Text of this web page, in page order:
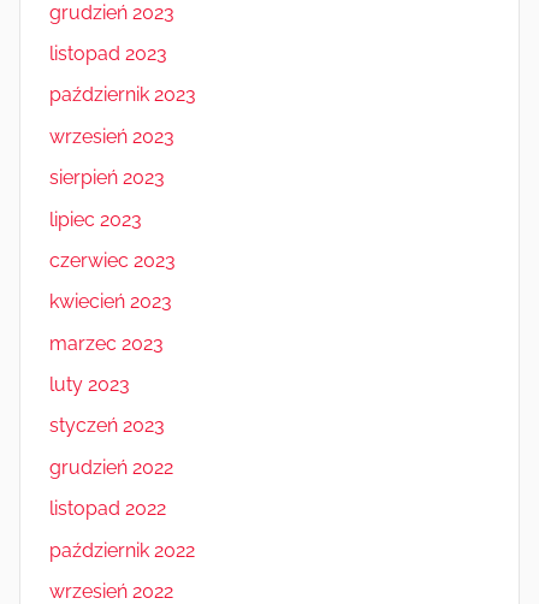
grudzień 2023
listopad 2023
październik 2023
wrzesień 2023
sierpień 2023
lipiec 2023
czerwiec 2023
kwiecień 2023
marzec 2023
luty 2023
styczeń 2023
grudzień 2022
listopad 2022
październik 2022
wrzesień 2022